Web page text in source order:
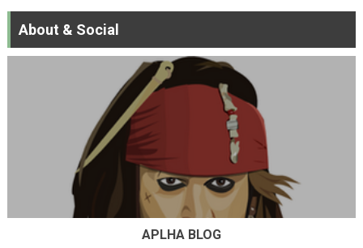
About & Social
APLHA BLOG